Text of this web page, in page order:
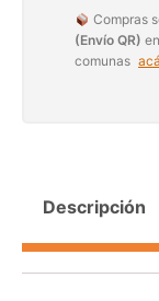
Compras
(Envío QR)
comunas acá
Descripción
Agregar al